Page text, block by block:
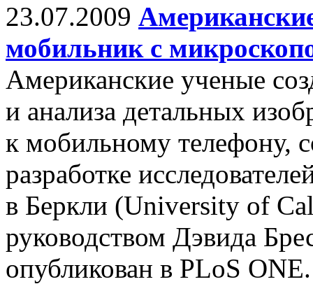
23.07.2009
мобильник с
Американские ученые
и анализа детальных
к мобильному телефону,
разработке
в Беркли (University of
руководством Дэвида
опубликован в PLoS ONE.